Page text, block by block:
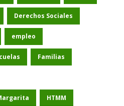
Derechos Sociales
empleo
Familias
HTMM